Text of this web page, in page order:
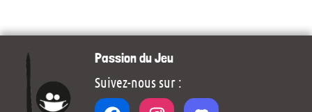
Passion du Jeu
Suivez-nous sur :